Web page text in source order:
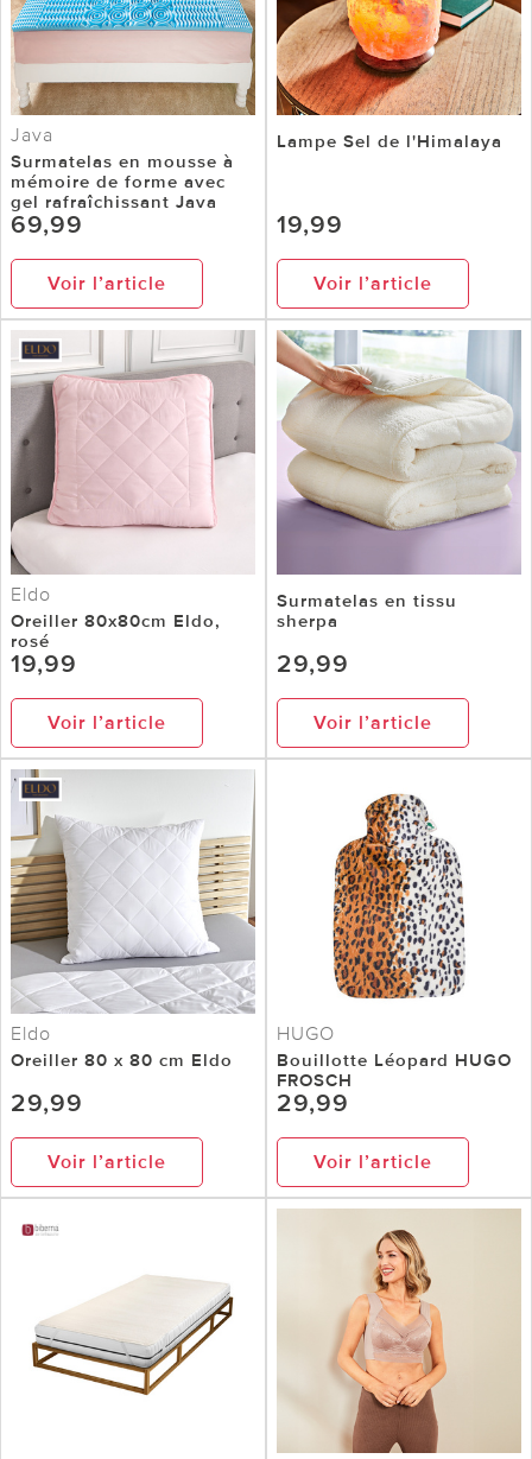
Java
Surmatelas en mousse à
mémoire de forme avec
gel rafraîchissant Java
69,99
Voir l’article
Lampe Sel de l'Himalaya
19,99
Voir l’article
Eldo
Oreiller 80x80cm Eldo,
rosé
19,99
Voir l’article
Surmatelas en tissu
sherpa
29,99
Voir l’article
Eldo
Oreiller 80 x 80 cm Eldo
29,99
Voir l’article
HUGO
Bouillotte Léopard HUGO
FROSCH
29,99
Voir l’article